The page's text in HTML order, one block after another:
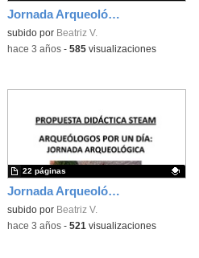
Jornada Arqueológica - 1 y 4 ESO - Situación de Aprendizaje
Contenido educativo.
subido por Beatriz V.
-hace 3 años- 585visualizaciones
Jornada Arqueológica - 1 y 4ESO - Propuesta didáctica
Contenido educativo.
subido por Beatriz V.
22 páginas
-hace 3 años- 521 visualizaciones